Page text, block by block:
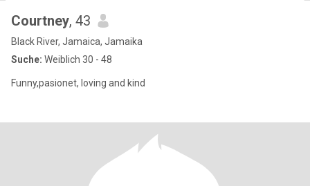
Courtney, 43
Black River, Jamaica, Jamaika
Suche: Weiblich 30 - 48
Funny,pasionet, loving and kind